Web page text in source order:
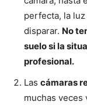
perfecta, la
disparar. No
suelo si la
profesional.
Las cámaras
muchas veces